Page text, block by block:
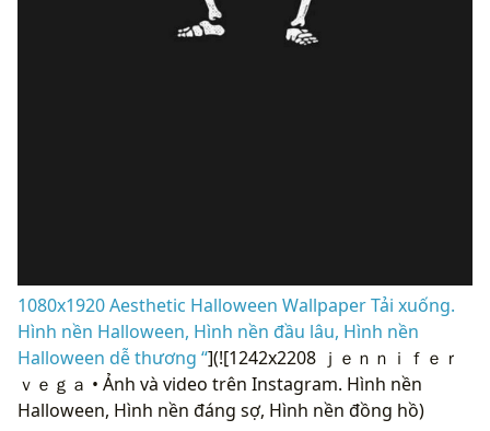
1080x1920 Aesthetic Halloween Wallpaper Tải xuống.
Hình nền Halloween, Hình nền đầu lâu, Hình nền
Halloween dễ thương “](![1242x2208 ｊｅｎｎｉｆｅｒ
ｖｅｇａ • Ảnh và video trên Instagram. Hình nền
Halloween, Hình nền đáng sợ, Hình nền đồng hồ)